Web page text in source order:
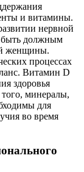
и витамины.
нервной
быть должным
женщины.
процессах
Витамин D
здоровья
того, минералы,
для
во время